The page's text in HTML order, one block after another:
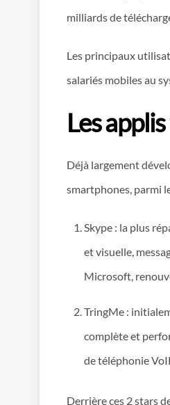
milliards de
Les principaux
salariés mobiles au
Les
Déjà largement
smartphones, parmi
Skype : la plus
et visuelle,
Microsoft,
TringMe :
complète et
de téléphonie
Derrière ces 2 stars